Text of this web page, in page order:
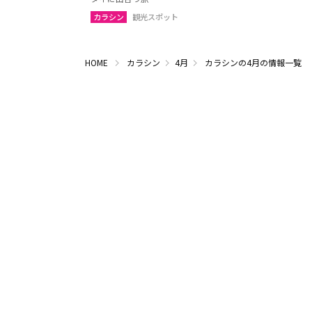
カラシン 観光スポット
HOME カラシン 4月 カラシンの4月の情報一覧